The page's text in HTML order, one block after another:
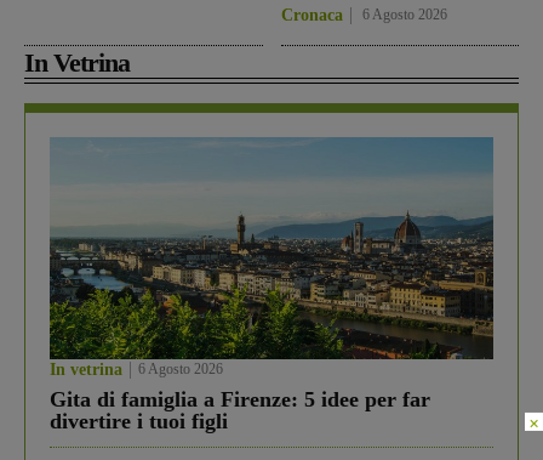
Cronaca 6 Agosto 2026
In Vetrina
In vetrina 6 Agosto 2026
Gita di famiglia a Firenze: 5 idee per far
divertire i tuoi figli
×